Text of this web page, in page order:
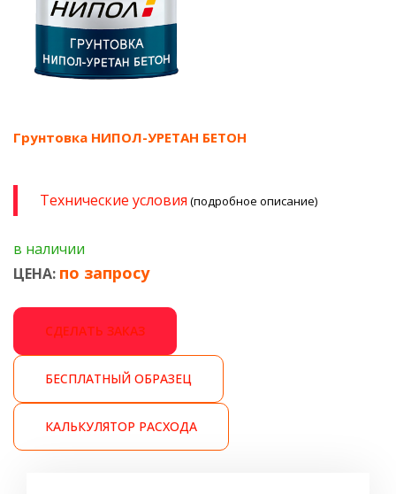
Грунтовка НИПОЛ-УРЕТАН БЕТОН
Технические условия (подробное описание)
в наличии
ЦЕНА: по запросу
СДЕЛАТЬ ЗАКАЗ
БЕСПЛАТНЫЙ ОБРАЗЕЦ
КАЛЬКУЛЯТОР РАСХОДА